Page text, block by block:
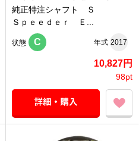
純正特注シャフト Ｓ
Ｓｐｅｅｄｅｒ Ｅ...
状態 C 年式 2017
10,827円
98pt